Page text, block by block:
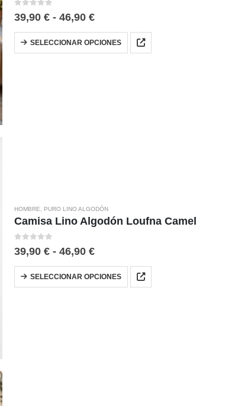
39,90 € - 46,90 €
SELECCIONAR OPCIONES
HOMBRE, PURO LINO ALGODÓN
Camisa Lino Algodón Loufna Camel
39,90 € - 46,90 €
SELECCIONAR OPCIONES